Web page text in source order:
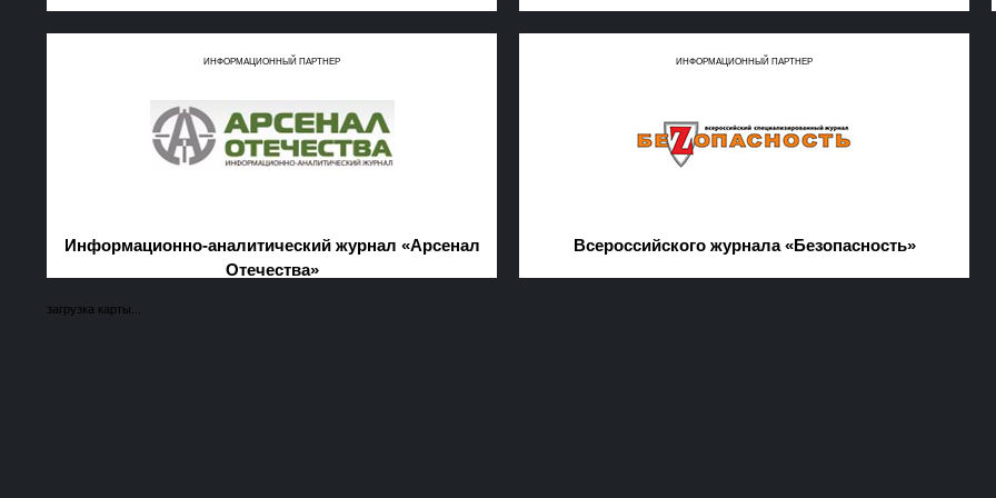
ИНФОРМАЦИОННЫЙ ПАРТНЕР
Информационно-аналитический журнал «Арсенал
Отечества»
ИНФОРМАЦИОННЫЙ ПАРТНЕР
Всероссийского журнала «Безопасность»
загрузка карты...